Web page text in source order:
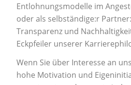
Entlohnungsmodelle im
oder als selbständige:r
Transparenz und
Eckpfeiler unserer
Wenn Sie über Interesse an
hohe Motivation und